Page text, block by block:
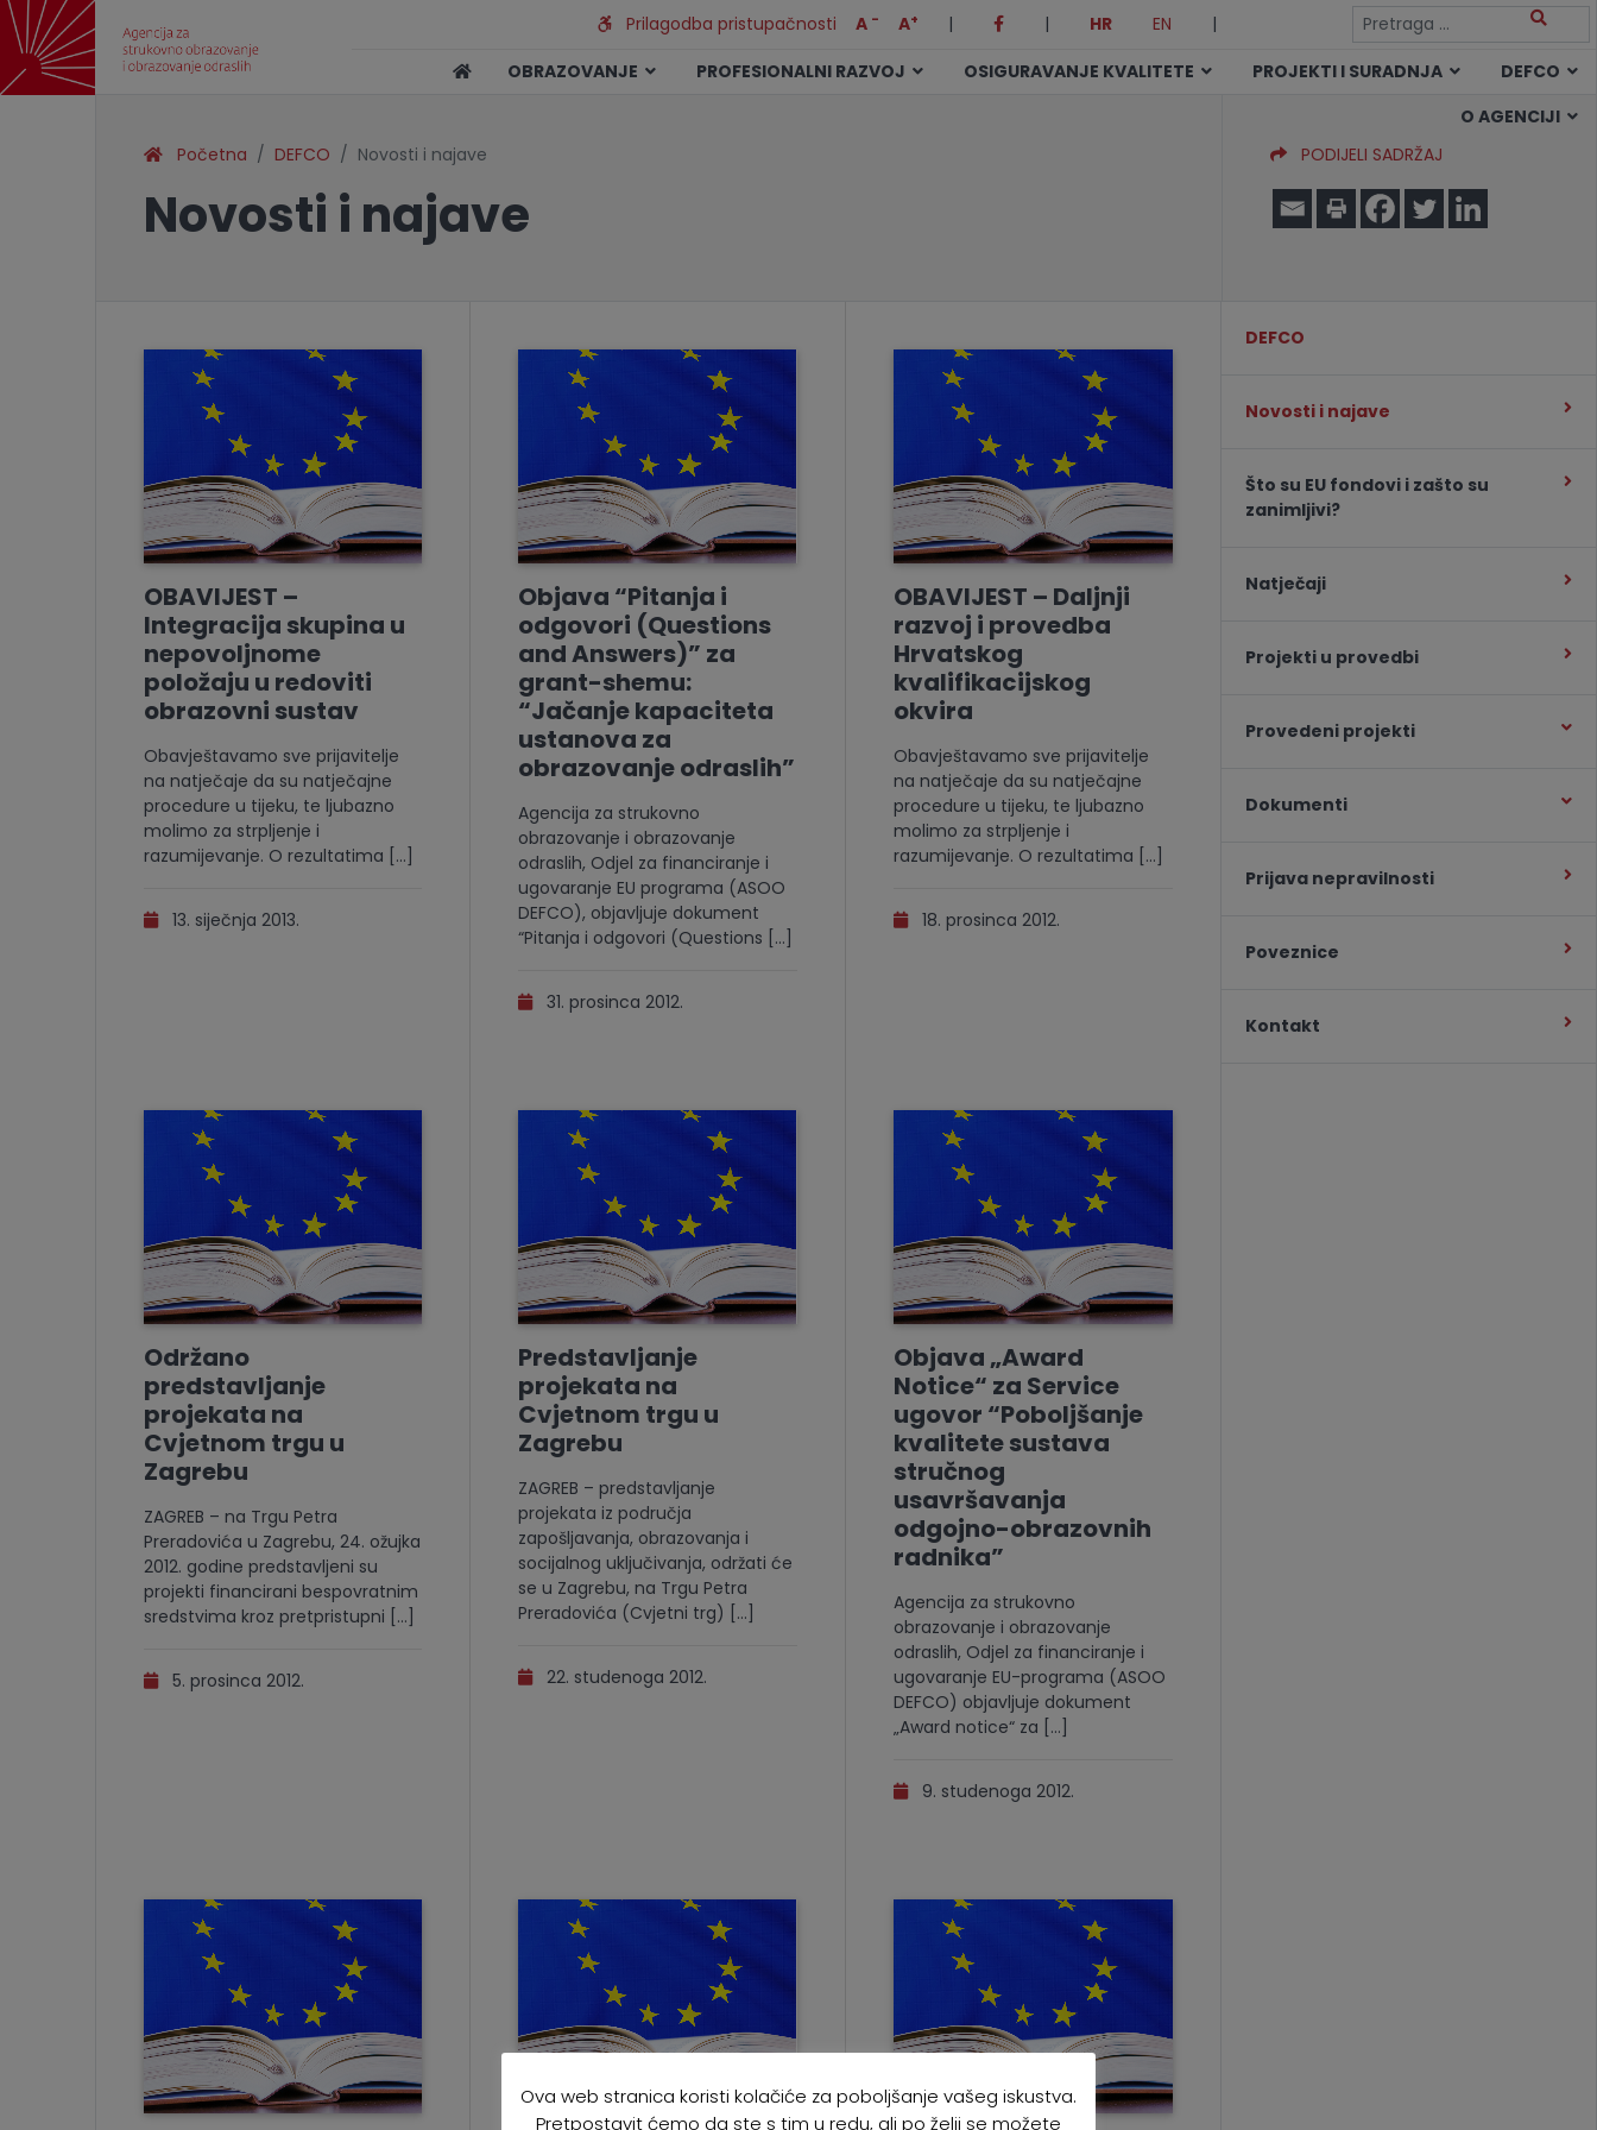
Prilagodba pristupačnosti A - A+ | | HR EN
|
OBRAZOVANJE
PROFESIONALNI RAZVOJ OSIGURAVANJE KVALITETE PROJEKTI I SURADNJA
DEFCO
O AGENCIJI
Početna
DEFCO Novosti i najave
Novosti i najave
PODIJELI SADRŽAJ
OBAVIJEST –
Integracija skupina u
nepovoljnome
položaju u redoviti
obrazovni sustav
Obavještavamo sve prijavitelje
na natječaje da su natječajne
procedure u tijeku, te ljubazno
molimo za strpljenje i
razumijevanje. O rezultatima […]
13. siječnja 2013.
Objava “Pitanja i
odgovori (Questions
and Answers)” za
grant-shemu:
“Jačanje kapaciteta
ustanova za
obrazovanje odraslih”
Agencija za strukovno
obrazovanje i obrazovanje
odraslih, Odjel za financiranje i
ugovaranje EU programa (ASOO
DEFCO), objavljuje dokument
“Pitanja i odgovori (Questions […]
31. prosinca 2012.
OBAVIJEST – Daljnji
razvoj i provedba
Hrvatskog
kvalifikacijskog
okvira
Obavještavamo sve prijavitelje
na natječaje da su natječajne
procedure u tijeku, te ljubazno
molimo za strpljenje i
razumijevanje. O rezultatima […]
18. prosinca 2012.
Održano
predstavljanje
projekata na
Cvjetnom trgu u
Zagrebu
ZAGREB – na Trgu Petra
Preradovića u Zagrebu, 24. ožujka
2012. godine predstavljeni su
projekti financirani bespovratnim
sredstvima kroz pretpristupni […]
5. prosinca 2012.
Predstavljanje
projekata na
Cvjetnom trgu u
Zagrebu
ZAGREB – predstavljanje
projekata iz područja
zapošljavanja, obrazovanja i
socijalnog uključivanja, održati će
se u Zagrebu, na Trgu Petra
Preradovića (Cvjetni trg) […]
22. studenoga 2012.
Objava „Award
Notice“ za Service
ugovor “Poboljšanje
kvalitete sustava
stručnog
usavršavanja
odgojno-obrazovnih
radnika”
Agencija za strukovno
obrazovanje i obrazovanje
odraslih, Odjel za financiranje i
ugovaranje EU-programa (ASOO
DEFCO) objavljuje dokument
„Award notice“ za […]
9. studenoga 2012.
DEFCO
Novosti i najave
Što su EU fondovi i zašto su
zanimljivi?
Natječaji
Projekti u provedbi
Provedeni projekti
Dokumenti
Prijava nepravilnosti
Poveznice
Kontakt
Ova web stranica koristi kolačiće za poboljšanje vašeg iskustva.
Pretpostavit ćemo da ste s tim u redu, ali po želji se možete